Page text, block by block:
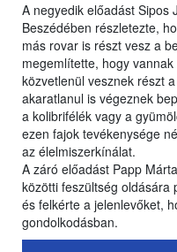
A negyedik előadást Sipos
Beszédében részletezte,
más rovar is részt vesz a
megemlítette, hogy
közvetlenül vesznek részt
akaratlanul is végeznek
a kolibrifélék vagy a
ezen fajok tevékenysége
az élelmiszerkínálat.
A záró előadást Papp
közötti feszültség oldására
és felkérte a jelenlevőket,
gondolkodásban.